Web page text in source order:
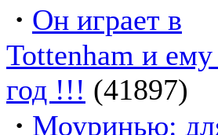
· Он играет в
Tottenham и ему
год !!! (41897)
· Моуринью: